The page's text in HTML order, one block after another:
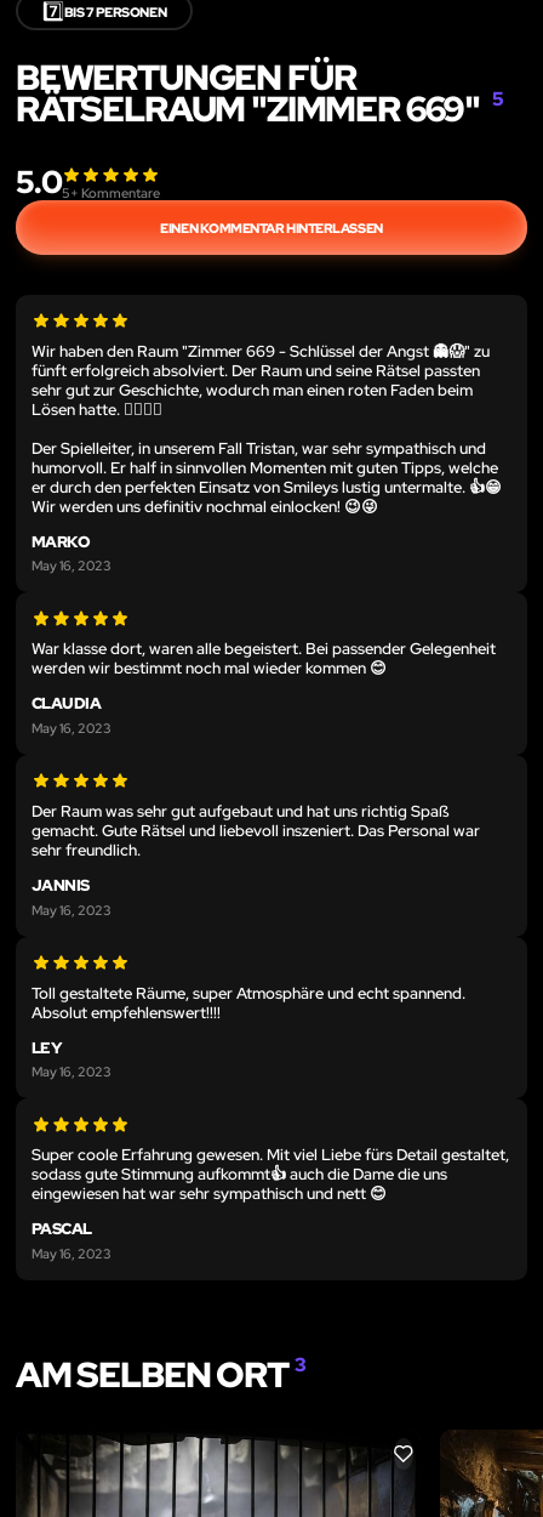
7️⃣BIS 7 PERSONEN
BEWERTUNGEN FÜR
RÄTSELRAUM "ZIMMER 669" 5
5.05+ Kommentare
EINEN KOMMENTAR HINTERLASSEN
Wir haben den Raum "Zimmer 669 - Schlüssel der Angst 👻😱" zu
fünft erfolgreich absolviert. Der Raum und seine Rätsel passten
sehr gut zur Geschichte, wodurch man einen roten Faden beim
Lösen hatte. 🕵️‍♂️🕵️‍♀️
Der Spielleiter, in unserem Fall Tristan, war sehr sympathisch und
humorvoll. Er half in sinnvollen Momenten mit guten Tipps, welche
er durch den perfekten Einsatz von Smileys lustig untermalte. 👍😁
Wir werden uns definitiv nochmal einlocken! 😉😜
MARKO
May 16, 2023
War klasse dort, waren alle begeistert. Bei passender Gelegenheit
werden wir bestimmt noch mal wieder kommen 😊
CLAUDIA
May 16, 2023
Der Raum was sehr gut aufgebaut und hat uns richtig Spaß
gemacht. Gute Rätsel und liebevoll inszeniert. Das Personal war
sehr freundlich.
JANNIS
May 16, 2023
Toll gestaltete Räume, super Atmosphäre und echt spannend.
Absolut empfehlenswert!!!!
LEY
May 16, 2023
Super coole Erfahrung gewesen. Mit viel Liebe fürs Detail gestaltet,
sodass gute Stimmung aufkommt👍 auch die Dame die uns
eingewiesen hat war sehr sympathisch und nett 😊
PASCAL
May 16, 2023
AM SELBEN ORT3
LIKE